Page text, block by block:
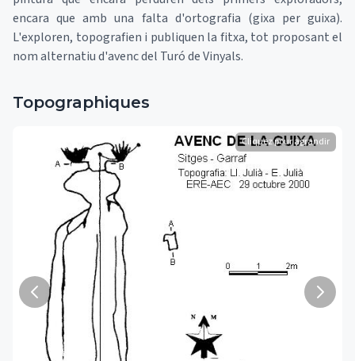
encara que amb una falta d'ortografia (gixa per guixa).
L'exploren, topografien i publiquen la fitxa, tot proposant el
nom alternatiu d'avenc del Turó de Vinyals.
Topographiques
Cliquez pour agrandir